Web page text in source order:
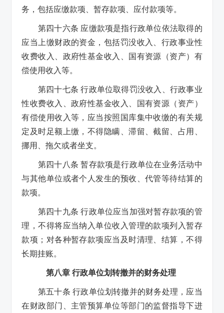
务，包括应缴款项、暂存款项、应付款项等。
第四十六条 应缴款项是指行政单位依法取得的
应当上缴财政的资金，包括罚没收入、行政事业性
收费收入、政府性基金收入、国有资源（资产）有
偿使用收入等。
第四十七条 行政单位取得罚没收入、行政事业
性收费收入、政府性基金收入、国有资源（资产）
有偿使用收入等，应当按照国库集中收缴的有关规
定及时足额上缴，不得隐瞒、滞留、截留、占用、
挪用、拖欠或者坐支。
第四十八条 暂存款项是行政单位在业务活动中
与其他单位或者个人发生的预收、代管等待结算的
款项。
第四十九条 行政单位应当加强对暂存款项的管
理，不得将应当纳入单位收入管理的款项列入暂存
款项；对各种暂存款项应当及时清理、结算，不得
长期挂账。
第八章 行政单位划转撤并的财务处理
第五十条 行政单位划转撤并的财务处理，应当
在财政部门、主管预算单位等部门的监督指导下进